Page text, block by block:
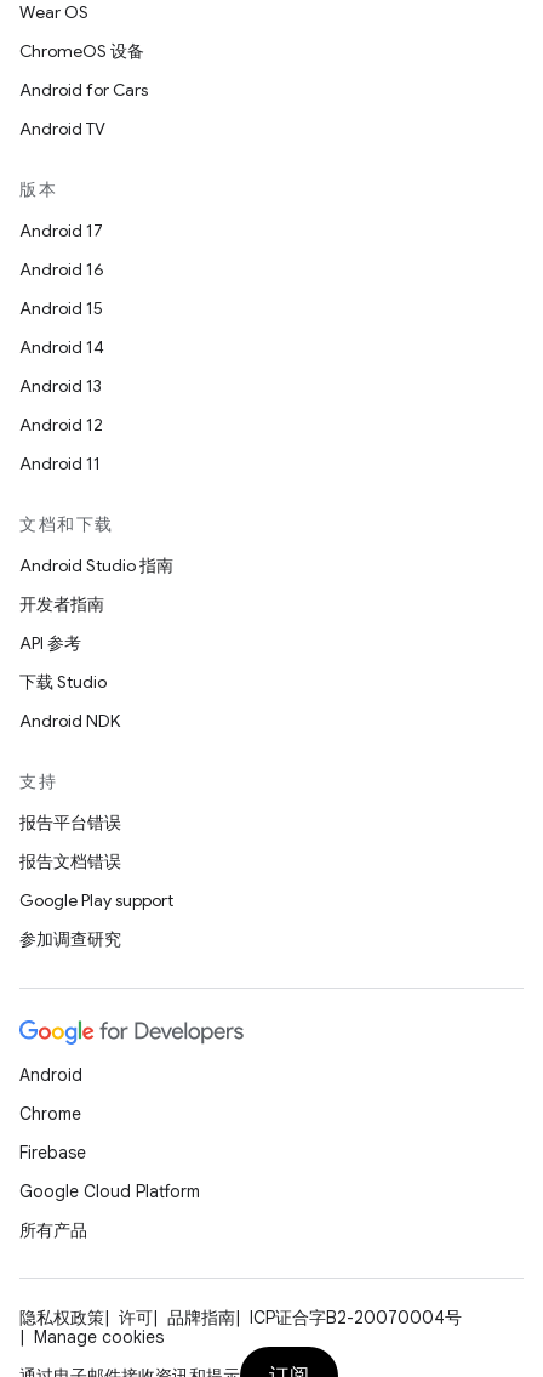
Wear OS
ChromeOS 设备
Android for Cars
Android TV
版本
Android 17
Android 16
Android 15
Android 14
Android 13
Android 12
Android 11
文档和下载
Android Studio 指南
开发者指南
API 参考
下载 Studio
Android NDK
支持
报告平台错误
报告文档错误
Google Play support
参加调查研究
Android
Chrome
Firebase
Google Cloud Platform
所有产品
隐私权政策 许可 品牌指南
ICP证合字B2-20070004号
Manage cookies